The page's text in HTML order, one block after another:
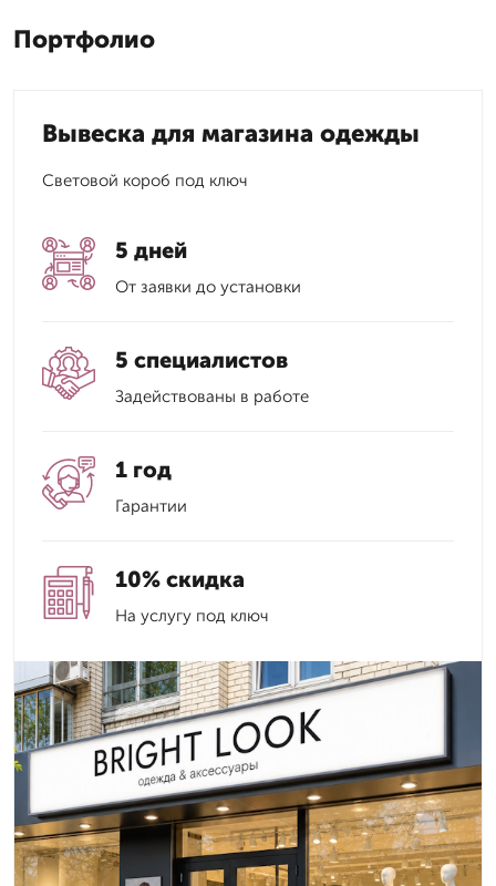
Портфолио
Вывеска для магазина одежды
Световой короб под ключ
5 дней
От заявки до установки
5 специалистов
Задействованы в работе
1 год
Гарантии
10% скидка
На услугу под ключ